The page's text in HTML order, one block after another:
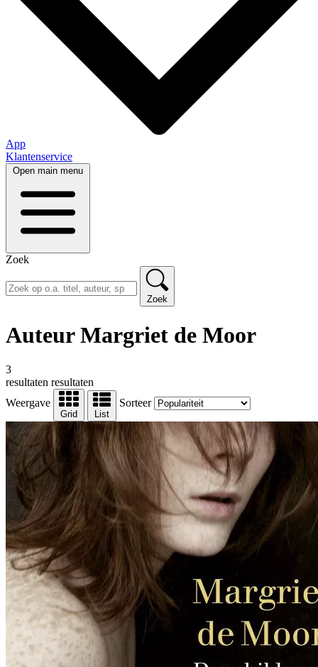
App
Klantenservice
Open main menu
Zoek
Zoek
Auteur Margriet de Moor
3
resultaten resultaten
Weergave
Grid List
Sorteer